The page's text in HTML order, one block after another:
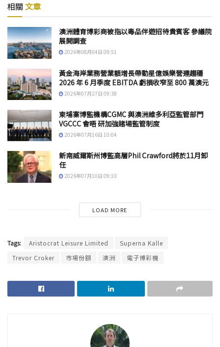
相關 文章
澳洲體育博彩商被指以毒品伴遊招待貴賓客 參議院
展開調查
2026年08月04日 09:51
黃金海岸業務營業額增長帶動星億娛樂營運趨穩
2026 年 6 月季度 EBITDA 虧損收窄至 800 萬澳元
2026年07月27日 09:38
柬埔寨博監機構CGMC 與澳洲維多利亞監管部門
VGCCC 會晤 研加強賭場監管制度
2026年07月16日 10:04
新南威爾斯州博監高層Phil Crawford將於11月卸
任
2026年07月10日 09:10
LOAD MORE
Tags: Aristocrat Leisure Limited
Superna Kalle
Trevor Croker
市場份額 澳洲 電子博彩機